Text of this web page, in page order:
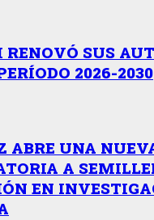
SUS
2026-2030
ABRE UNA
A
EN